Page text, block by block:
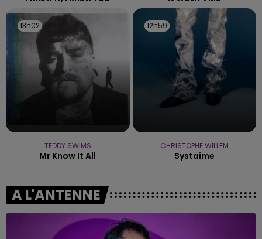
13h02
13h02
TEDDY SWIMS
Mr Know It All
12h59
12h59
CHRISTOPHE WILLEM
Systaime
A L'ANTENNE